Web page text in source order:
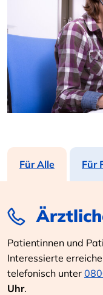
Für Alle Für
Patientinnen und
Interessierte
telefonisch unter
Uhr.